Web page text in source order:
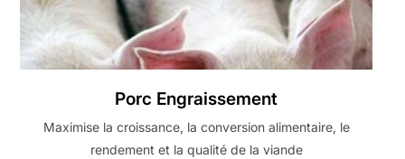
Porc Engraissement
Maximise la croissance, la conversion alimentaire, le
rendement et la qualité de la viande